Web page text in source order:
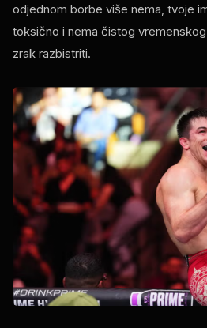
odjednom borbe više nema, tvoje
toksično i nema čistog
zrak razbistriti.